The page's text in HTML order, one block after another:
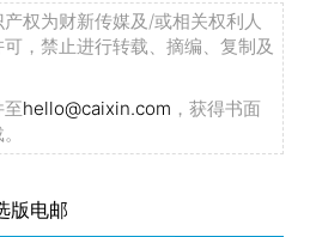
权为财新传媒及/或相关权利人
，禁止进行转载、摘编、复制及
hello@caixin.com ，获得书面
版电邮